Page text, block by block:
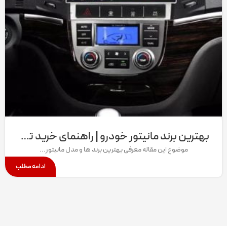
بهترین برند مانیتور خودرو | راهنمای خرید تخصصی ۱۴۰۴
موضوع این مقاله معرفی بهترین برند ها و مدل مانیتور...
ادامه مطلب